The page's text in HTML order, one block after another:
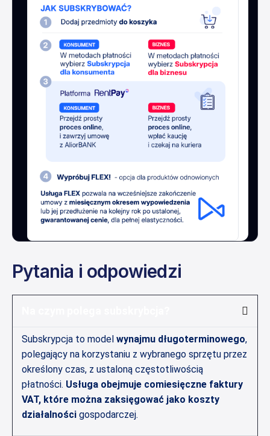
Pytania i odpowiedzi
Subskrypcja to model wynajmu długoterminowego,
polegający na korzystaniu z wybranego sprzętu przez
określony czas, z ustaloną częstotliwością
płatności. Usługa obejmuje comiesięczne faktury
VAT, które można zaksięgować jako koszty
działalności gospodarczej.